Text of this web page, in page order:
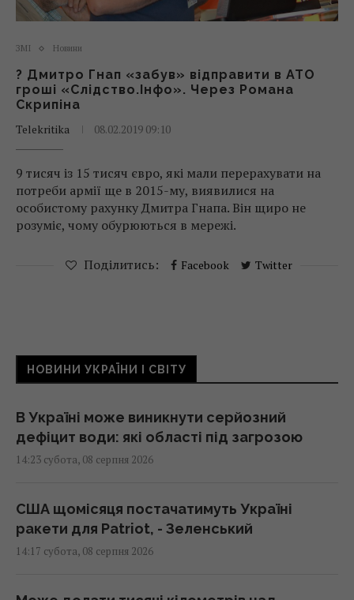
ЗМІ Новини
? Дмитро Гнап «забув» відправити в АТО
гроші «Слідство.Інфо». Через Романа
Скрипіна
Telekritika
08.02.2019 09:10
9 тисяч із 15 тисяч євро, які мали перерахувати на
потреби армії ще в 2015-му, виявилися на
особистому рахунку Дмитра Гнапа. Він щиро не
розуміє, чому обурюються в мережі.
Поділитись: Facebook Twitter
НОВИНИ УКРАЇНИ І СВІТУ
В Україні може виникнути серйозний
дефіцит води: які області під загрозою
14:23 субота, 08 серпня 2026
США щомісяця постачатимуть Україні
ракети для Patriot, - Зеленський
14:17 субота, 08 серпня 2026